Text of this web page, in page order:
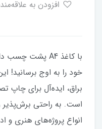
خود را به اوج برسانید!
براق، ایده‌آل برای چاپ
است. به راحتی
انواع پروژه‌های هنری و